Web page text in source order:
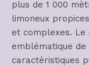
plus de 1 000
limoneux
et complexes. Le
emblématique
caractéristiques